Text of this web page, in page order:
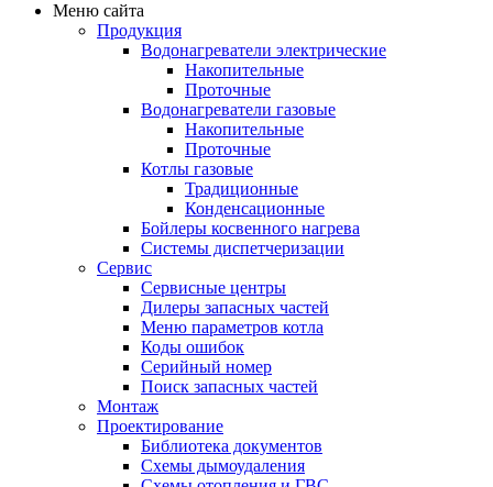
Меню сайта
Продукция
Водонагреватели электрические
Накопительные
Проточные
Водонагреватели газовые
Накопительные
Проточные
Котлы газовые
Традиционные
Конденсационные
Бойлеры косвенного нагрева
Системы диспетчеризации
Сервис
Сервисные центры
Дилеры запасных частей
Меню параметров котла
Коды ошибок
Серийный номер
Поиск запасных частей
Монтаж
Проектирование
Библиотека документов
Схемы дымоудаления